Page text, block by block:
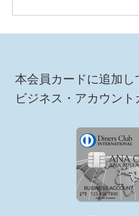
本会員カードに追加し
ビジネス・アカウント